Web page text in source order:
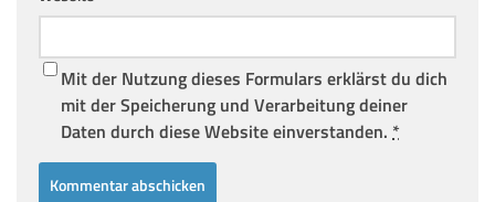
Mit der Nutzung dieses Formulars erklärst du dich
mit der Speicherung und Verarbeitung deiner
Daten durch diese Website einverstanden. *